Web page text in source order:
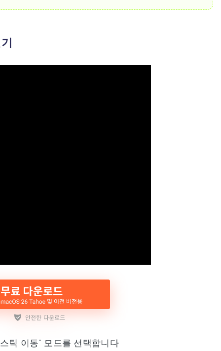
틱 이동" 모드를 선택합니다